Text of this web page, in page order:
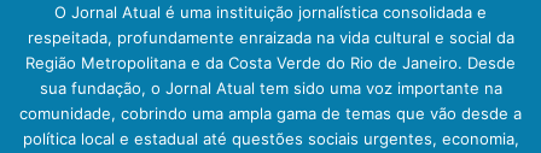
O Jornal Atual é uma instituição jornalística consolidada e
respeitada, profundamente enraizada na vida cultural e social da
Região Metropolitana e da Costa Verde do Rio de Janeiro. Desde
sua fundação, o Jornal Atual tem sido uma voz importante na
comunidade, cobrindo uma ampla gama de temas que vão desde a
política local e estadual até questões sociais urgentes, economia,